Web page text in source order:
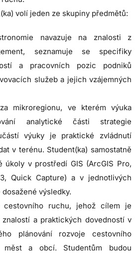
volí jeden ze skupiny předmětů:
navazuje na znalosti z
seznamuje se specifiky
a pracovních pozic podniků
služeb a jejich vzájemných
mikroregionu, ve kterém výuka
analytické části strategie
výuky je praktické zvládnutí
v terénu. Student(ka) samostatně
úkoly v prostředí GIS (ArcGIS Pro,
Quick Capture) a v jednotlivých
výsledky.
cestovního ruchu, jehož cílem je
a praktických dovedností v
plánování rozvoje cestovního
a obcí. Studentům budou